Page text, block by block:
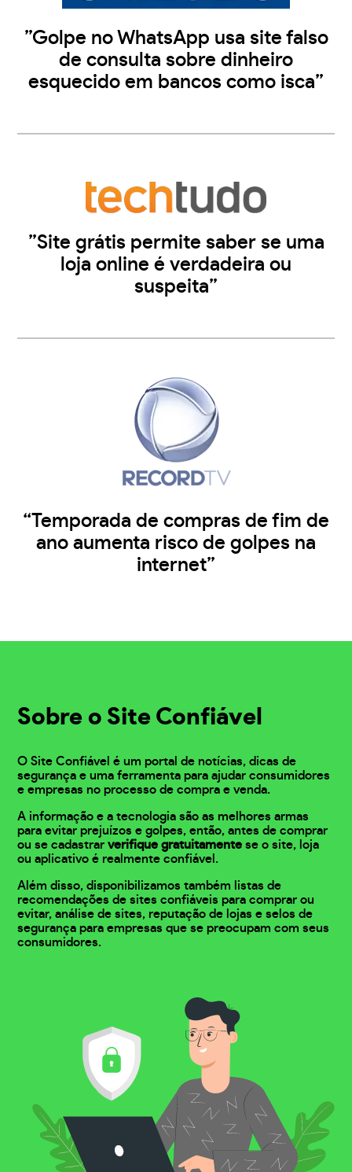
”Golpe no WhatsApp usa site falso
de consulta sobre dinheiro
esquecido em bancos como isca”
”Site grátis permite saber se uma
loja online é verdadeira ou
suspeita”
“Temporada de compras de fim de
ano aumenta risco de golpes na
internet”
Sobre o Site Confiável
O Site Confiável é um portal de notícias, dicas de
segurança e uma ferramenta para ajudar consumidores
e empresas no processo de compra e venda.
A informação e a tecnologia são as melhores armas
para evitar prejuízos e golpes, então, antes de comprar
ou se cadastrarverifique gratuitamente se o site, loja
ou aplicativo é realmente confiável.
Além disso, disponibilizamos também listas de
recomendações de sites confiáveis para comprar ou
evitar, análise de sites, reputação de lojas e selos de
segurança para empresas que se preocupam com seus
consumidores.